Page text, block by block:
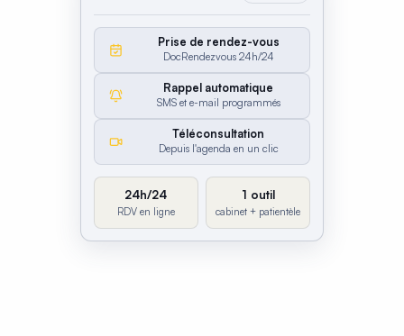
Prise de rendez-vous
DocRendezvous 24h/24
Rappel automatique
SMS et e-mail programmés
Téléconsultation
Depuis l'agenda en un clic
24h/24
RDV en ligne
1 outil
cabinet + patientèle